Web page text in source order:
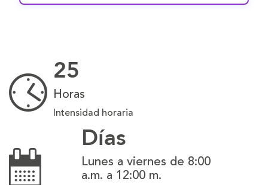
25
Horas
Intensidad horaria
Días
Lunes a viernes de 8:00
a.m. a 12:00 m.